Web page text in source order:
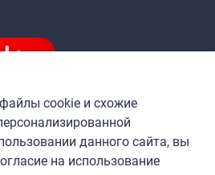
cookie и схожие
данного сайта, вы
на использование